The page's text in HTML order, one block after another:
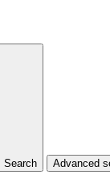
Search Advanced